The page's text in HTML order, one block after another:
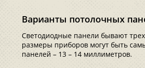
Варианты потолочных
Светодиодные панели бывают
размеры приборов могут быть
панелей – 13 – 14 миллиметров.